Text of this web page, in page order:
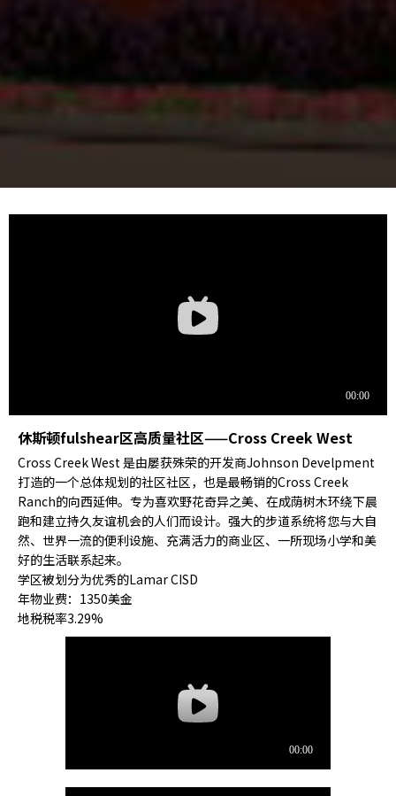
休斯顿fulshear区高质量社区——Cross Creek West
Cross Creek West 是由屡获殊荣的开发商Johnson Develpment
打造的一个总体规划的社区社区，也是最畅销的Cross Creek
Ranch的向西延伸。专为喜欢野花奇异之美、在成荫树木环绕下晨
跑和建立持久友谊机会的人们而设计。强大的步道系统将您与大自
然、世界一流的便利设施、充满活力的商业区、一所现场小学和美
好的生活联系起来。
学区被划分为优秀的Lamar CISD
年物业费：1350美金
地税税率3.29%